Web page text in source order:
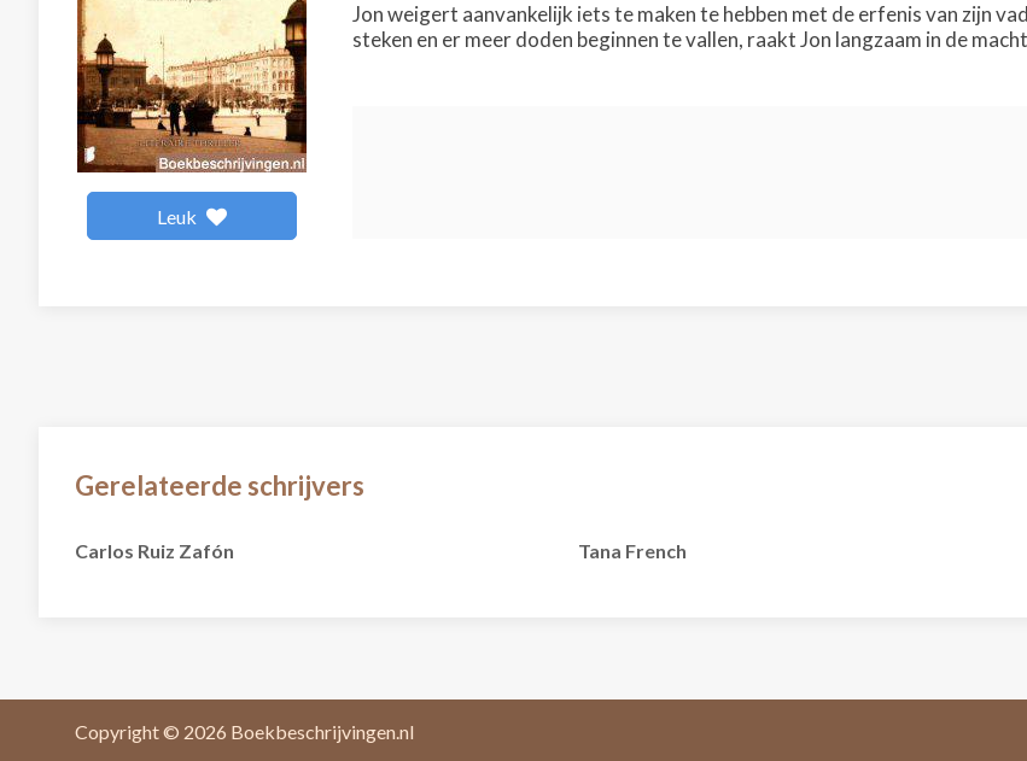
Leuk
Jon weigert aanvankelijk iets te maken te hebben met de erfenis van zijn
steken en er meer doden beginnen te vallen, raakt Jon langzaam in de
Gerelateerde schrijvers
Carlos Ruiz Zafón Tana French
Copyright © 2026 Boekbeschrijvingen.nl